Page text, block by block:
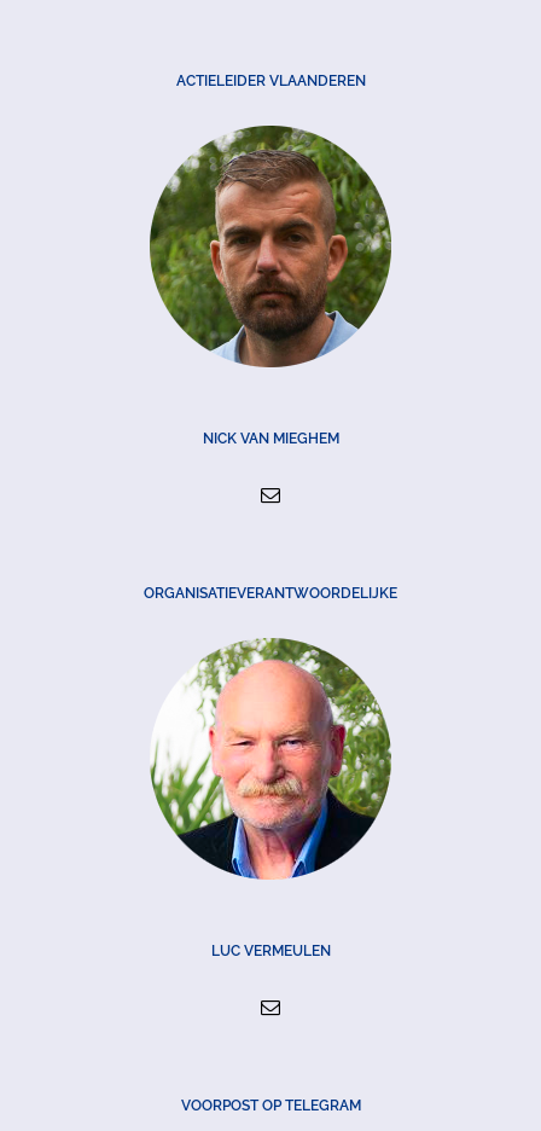
ACTIELEIDER VLAANDEREN
NICK VAN MIEGHEM
ORGANISATIEVERANTWOORDELIJKE
LUC VERMEULEN
VOORPOST OP TELEGRAM